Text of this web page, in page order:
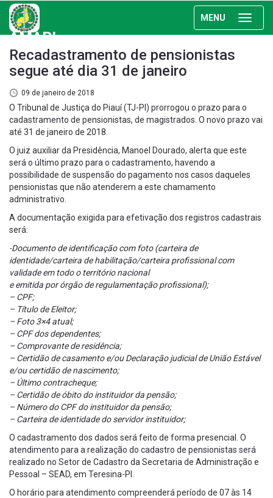
MENU
AMAPI
Recadastramento de pensionistas
segue até dia 31 de janeiro
09 de janeiro de 2018
O Tribunal de Justiça do Piauí (TJ-PI) prorrogou o prazo para o
cadastramento de pensionistas, de magistrados. O novo prazo vai
até 31 de janeiro de 2018.
O juiz auxiliar da Presidência, Manoel Dourado, alerta que este
será o último prazo para o cadastramento, havendo a
possibilidade de suspensão do pagamento nos casos daqueles
pensionistas que não atenderem a este chamamento
administrativo.
A documentação exigida para efetivação dos registros cadastrais
será:
-Documento de identificação com foto (carteira de
identidade/carteira de habilitação/carteira profissional com
validade em todo o território nacional
e emitida por órgão de regulamentação profissional);
– CPF;
– Título de Eleitor;
– Foto 3×4 atual;
– CPF dos dependentes;
– Comprovante de residência;
– Certidão de casamento e/ou Declaração judicial de União Estável
e/ou certidão de nascimento;
– Último contracheque;
– Certidão de óbito do instituidor da pensão;
– Número do CPF do instituidor da pensão;
– Carteira de identidade do servidor instituidor;
O cadastramento dos dados será feito de forma presencial. O
atendimento para a realização do cadastro de pensionistas será
realizado no Setor de Cadastro da Secretaria de Administração e
Pessoal – SEAD, em Teresina-PI.
O horário para atendimento compreenderá período de 07 às 14